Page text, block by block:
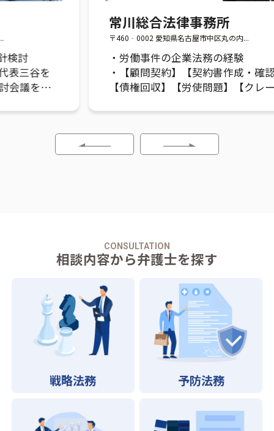
常川総合法律事務所
〒460‐0002 愛知県名古屋市中区丸の内...
・労働事件の企業法務の経験
・【顧問契約】【契約書作成・確認】
【債権回収】【労使問題】【クレーム
外・定休日でもご対応いたします。
CONSULTATION
相談内容から弁護士を探す
戦略法務 予防法務